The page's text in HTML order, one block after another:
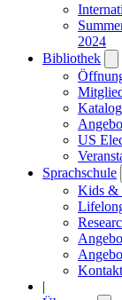
2024
Bibliothek
US
Sprachschule
Kids &
|